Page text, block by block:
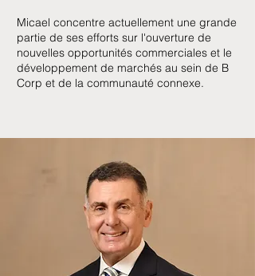
Micael concentre actuellement une grande
partie de ses efforts sur l'ouverture de
nouvelles opportunités commerciales et le
développement de marchés au sein de B
Corp et de la communauté connexe.